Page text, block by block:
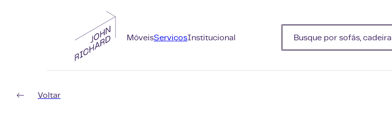
MóveisServiçosInstitucional
Voltar